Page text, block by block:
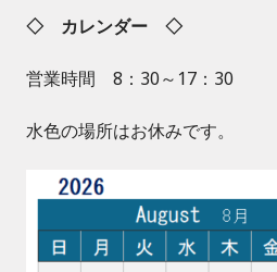
◇ カレンダー ◇
営業時間 8：30～17：30
水色の場所はお休みです。